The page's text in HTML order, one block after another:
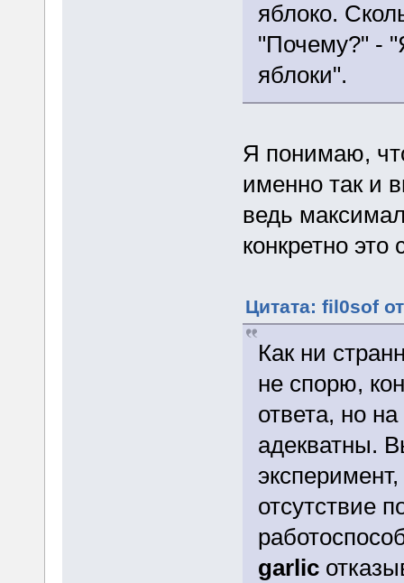
яблоко.
"Почему?" -
яблоки".
Я понимаю,
именно так и
ведь
конкретно
Цитата: fil0sof
Как ни
не спорю,
ответа, но
адекватны.
отсутствие
garlic